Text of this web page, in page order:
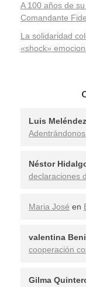
A 100 años de
Comandante
La solidaridad
«shock»
Luis Meléndez
Néstor
declaraciones
Maria José en
valentina
cooperación
Gilma